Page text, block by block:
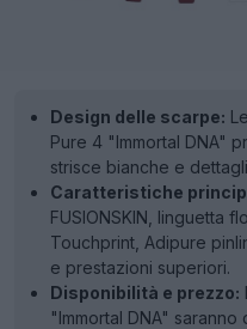
Design delle scarpe:
Pure 4 "Immortal DNA"
strisce bianche e
Caratteristiche
FUSIONSKIN, linguetta
Touchprint, Adipure
e prestazioni superiori.
Disponibilità e prezzo:
"Immortal DNA"